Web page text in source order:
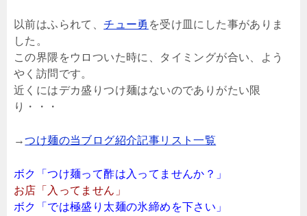
以前はふられて、チュー勇 を受け皿にした事がありま
した。
この界隈をウロついた時に、タイミングが合い、よう
やく訪問です。
近くにはデカ盛りつけ麺はないのでありがたい限
り・・・
→つけ麺の当ブログ紹介記事リスト一覧
ボク「つけ麺って酢は入ってませんか？」
お店「入ってません」
ボク「では極盛り太麺の氷締めを下さい」